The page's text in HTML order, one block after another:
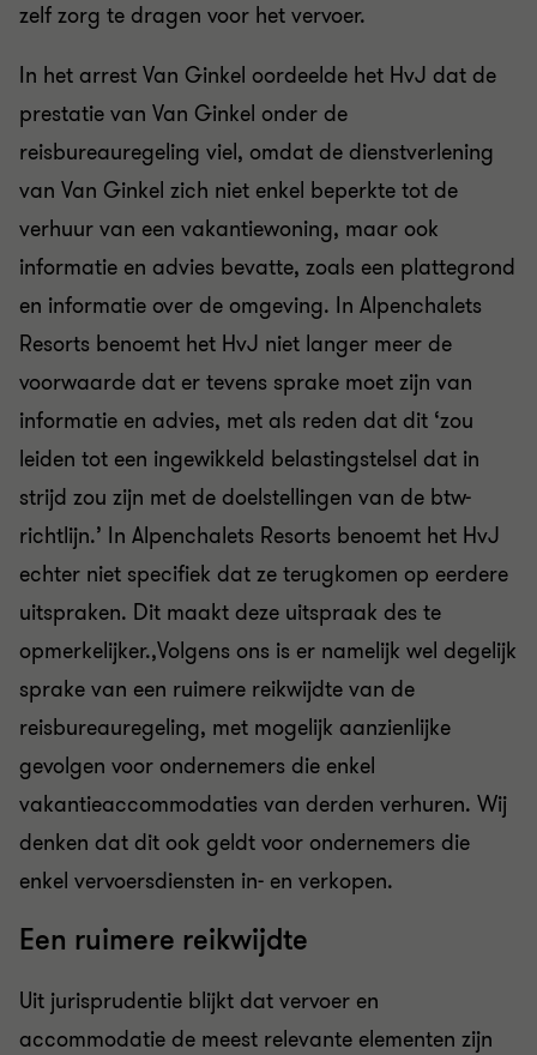
zelf zorg te dragen voor het vervoer.
In het arrest Van Ginkel oordeelde het HvJ dat de
prestatie van Van Ginkel onder de
reisbureauregeling viel, omdat de dienstverlening
van Van Ginkel zich niet enkel beperkte tot de
verhuur van een vakantiewoning, maar ook
informatie en advies bevatte, zoals een plattegrond
en informatie over de omgeving. In Alpenchalets
Resorts benoemt het HvJ niet langer meer de
voorwaarde dat er tevens sprake moet zijn van
informatie en advies, met als reden dat dit ‘zou
leiden tot een ingewikkeld belastingstelsel dat in
strijd zou zijn met de doelstellingen van de btw-
richtlijn.’ In Alpenchalets Resorts benoemt het HvJ
echter niet specifiek dat ze terugkomen op eerdere
uitspraken. Dit maakt deze uitspraak des te
opmerkelijker.,Volgens ons is er namelijk wel degelijk
sprake van een ruimere reikwijdte van de
reisbureauregeling, met mogelijk aanzienlijke
gevolgen voor ondernemers die enkel
vakantieaccommodaties van derden verhuren. Wij
denken dat dit ook geldt voor ondernemers die
enkel vervoersdiensten in- en verkopen.
Een ruimere reikwijdte
Uit jurisprudentie blijkt dat vervoer en
accommodatie de meest relevante elementen zijn